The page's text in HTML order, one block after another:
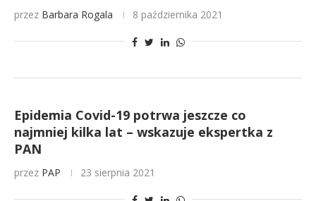
przez Barbara Rogala 8 października 2021
Epidemia Covid-19 potrwa jeszcze co
najmniej kilka lat – wskazuje ekspertka z
PAN
przez PAP 23 sierpnia 2021